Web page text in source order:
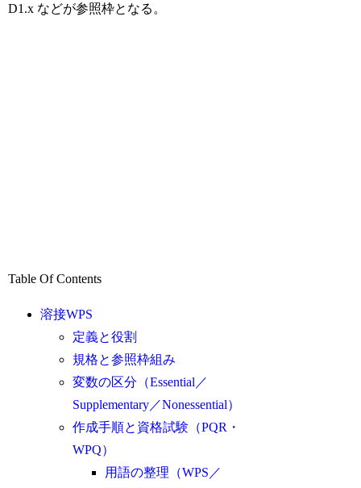
D1.x などが参照枠となる。
Table Of Contents
溶接WPS
定義と役割
規格と参照枠組み
変数の区分（Essential／
Supplementary／Nonessential）
作成手順と資格試験（PQR・
WPQ）
用語の整理（WPS／